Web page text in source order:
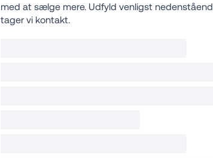
med at sælge mere. Udfyld venligst
tager vi kontakt.